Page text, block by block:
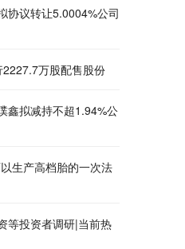
协议转让5.0004%公司
万股配售股份
鑫拟减持不超1.94%公
生产高档胎的一次法
等投资者调研|当前热